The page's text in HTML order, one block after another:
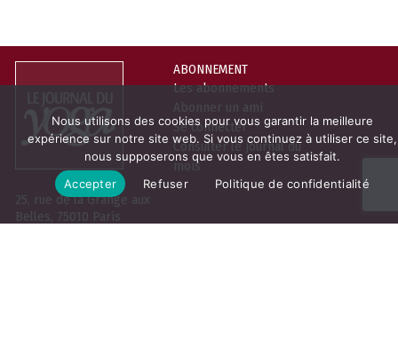
25, rue de la Grange aux
Belles, 75010 Paris
ABONNEMENT
Les abonnements
Abonner un ami
Se connecter
Consulter le journal du
mois
Nous utilisons des cookies pour vous garantir la meilleure
expérience sur notre site web. Si vous continuez à utiliser ce site,
nous supposerons que vous en êtes satisfait.
Accepter
Refuser Politique de confidentialité